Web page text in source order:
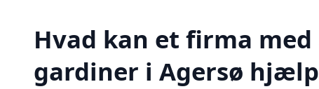
Hvad kan et firma
gardiner i Agersø